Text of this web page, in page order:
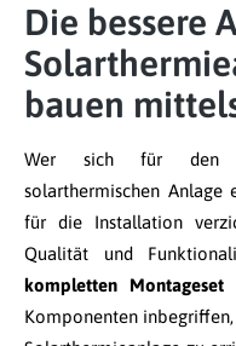
Die bessere
bauen
Wer sich für den
solarthermischen Anlage
für die Installation
Qualität und
kompletten Montageset
Komponenten